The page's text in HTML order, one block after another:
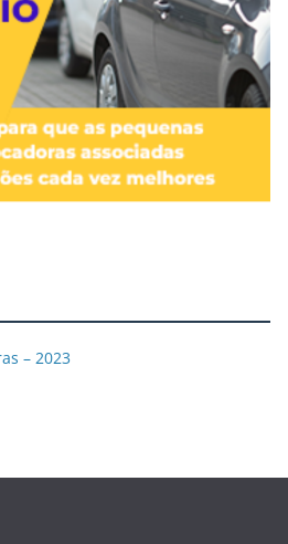
– 2023